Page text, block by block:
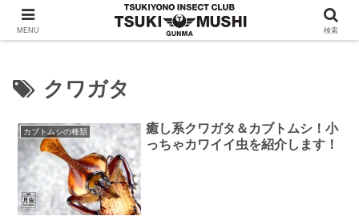
クワガタ・カブトムシの情報を発信！月夜野昆虫倶楽部
クワガタ
カブトムシの種類
癒し系クワガタ＆カブトムシ！小
っちゃカワイイ虫を紹介します！
MENU 検索